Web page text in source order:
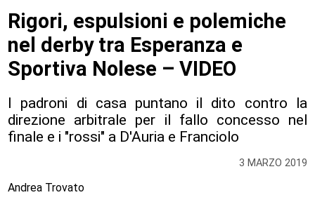
3 MARZO 2019
Rigori, espulsioni e polemiche
nel derby tra Esperanza e
Sportiva Nolese – VIDEO
I padroni di casa puntano il dito contro la
direzione arbitrale per il fallo concesso nel
finale e i "rossi" a D'Auria e Franciolo
Andrea Trovato